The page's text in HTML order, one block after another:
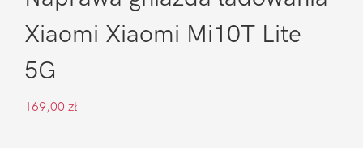
Xiaomi Xiaomi Mi10T Lite
5G
169,00 zł